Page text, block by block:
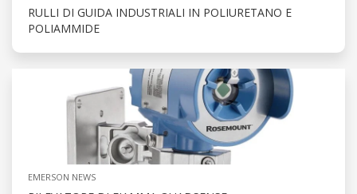
RULLI DI GUIDA INDUSTRIALI IN POLIURETANO E
POLIAMMIDE
EMERSON NEWS